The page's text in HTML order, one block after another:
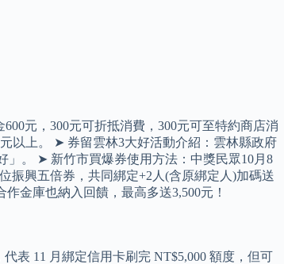
元，300元可折抵消費，300元可至特約商店消
以上。 ➤ 券留雲林3大好活動介紹：雲林縣政府
」。 ➤ 新竹市買爆券使用方法：中獎民眾10月8
振興五倍券，共同綁定+2人(含原綁定人)加碼送
金庫也納入回饋，最高多送3,500元！
表 11 月綁定信用卡刷完 NT$5,000 額度，但可